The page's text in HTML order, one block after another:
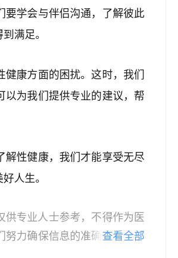
要学会与伴侣沟通，了解彼此
满足。
康方面的困扰。这时，我们
以为我们提供专业的建议，帮
解性健康，我们才能享受无尽
人生。
供专业人士参考，不得作为医
努力确保信息的准确性，但本
查看全部